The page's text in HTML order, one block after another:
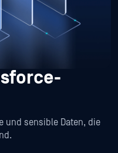
und sensible Daten, die